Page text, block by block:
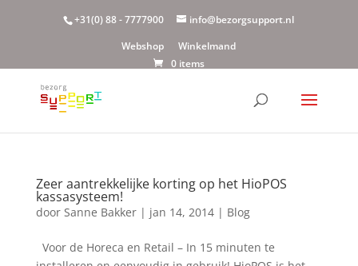
+31(0) 88 - 7777900
info@bezorgsupport.nl
Webshop
Winkelmand
0 items
Zeer aantrekkelijke korting op het HioPOS
kassasysteem!
door Sanne Bakker| jan 14, 2014| Blog
Voor de Horeca en Retail – In 15 minuten te